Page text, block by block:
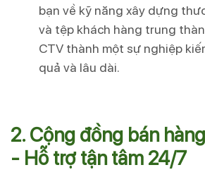
bạn về kỹ năng xây dựng
và tệp khách hàng trung
CTV thành một sự nghiệp
quả và lâu dài.
2. Cộng đồng bán
- Hỗ trợ tận tâm 24/7